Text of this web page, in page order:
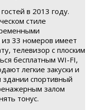
в 2013 году.
стиле
33 номеров имеет
телевизор с плоским
бесплатным WI-FI,
легкие закуски и
спортивный
залом
тонус.